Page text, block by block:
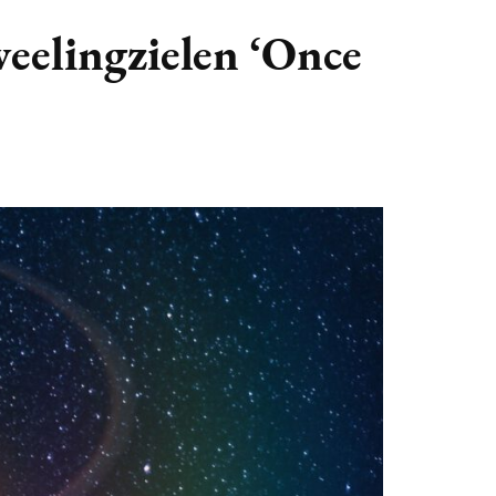
(BULLET) JOURNALLING
DUURZAAMHEID
WILDPLUKKEN
GEZOCHT!
NIEUWS
SAMENWERKEN
CONTACT
‘Once